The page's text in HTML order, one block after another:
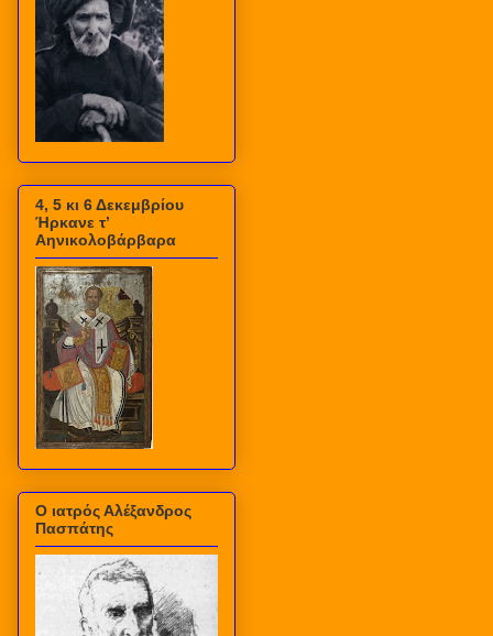
4, 5 κι 6 Δεκεμβρίου
Ήρκανε τ’
Αηνικολοβάρβαρα
Ο ιατρός Αλέξανδρος
Πασπάτης